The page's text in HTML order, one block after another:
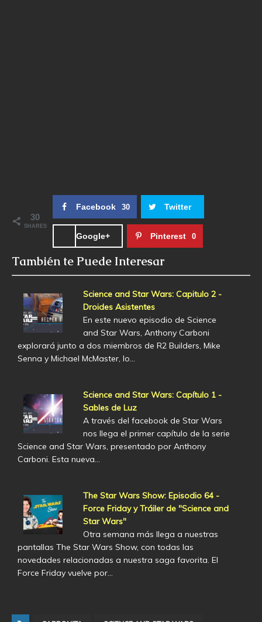
30
SHARES
Facebook 30 Twitter
Google+ Pinterest 0
También te Puede Interesar
Science and Star Wars: Capitulo 2 -
Droides Asistentes
En este nuevo episodio de Science
and Star Wars, Anthony Carboni
explorará junto a dos miembros de R2 Builders, Mike
Senna y Michael McMaster, lo…
Science and Star Wars: Capítulo 1 -
Sables de Luz
A través del facebook de Star Wars
nos llega el primer capítulo de la serie
Science and Star Wars, presentado por Anthony
Carboni. Esta nueva…
The Star Wars Show: Episodio 64 -
Force Friday y Tráiler de "Science and
Star Wars"
Otra semana más llega a nuestras
pantallas The Star Wars Show, con todas las
novedades relacionadas a nuestra saga favorita. El
Force Friday vuelve por…